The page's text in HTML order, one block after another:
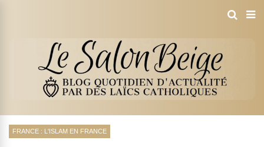
FRANCE : L'ISLAM EN FRANCE